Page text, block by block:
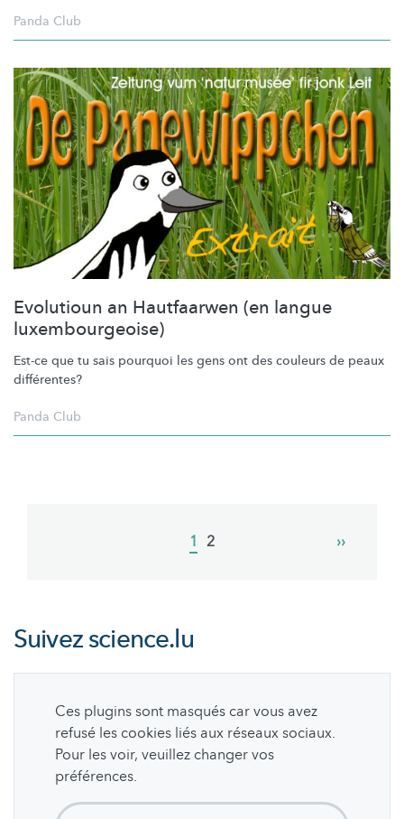
Panda Club
Evolutioun an Hautfaarwen (en langue
luxembourgeoise)
Est-ce que tu sais pourquoi les gens ont des couleurs de peaux
différentes?
Panda Club
Current
1 Page
2
Next
››
Suivezscience.lu
Ces plugins sont masqués car vous avez
refusé les cookies liés aux réseaux sociaux.
Pour les voir, veuillez changer vos
préférences.